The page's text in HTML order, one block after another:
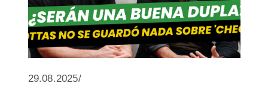
29.08.2025/